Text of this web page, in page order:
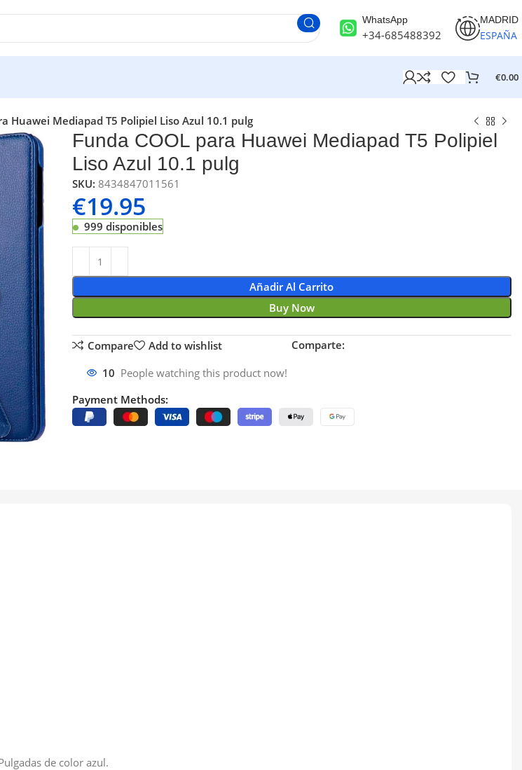
WhatsApp
+34-685488392
MADRID
ESPAÑA
€0.00
Huawei Mediapad T5 Polipiel Liso Azul 10.1 pulg
Funda COOL para Huawei Mediapad T5 Polipiel
Liso Azul 10.1 pulg
SKU: 8434847011561
€19.95
999 disponibles
Añadir Al Carrito
Buy Now
Compare Add to wishlist Comparte:
10 People watching this product now!
Payment Methods:
de color azul.